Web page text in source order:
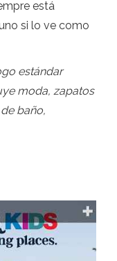
está
si lo ve como
estándar
moda, zapatos
baño,